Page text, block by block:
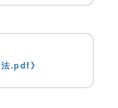
.pdf》